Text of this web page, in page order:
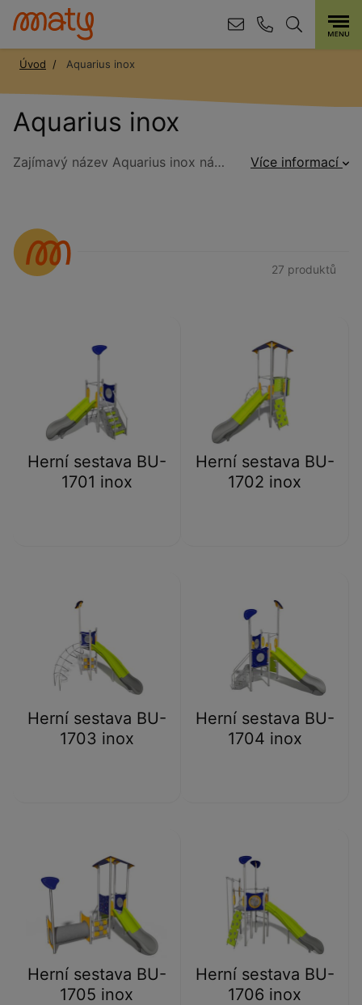
Úvod Aquarius inox
Aquarius inox
Zajímavý název Aquarius inox nás uvede do světa sytých barev a vesmírných detailů, díky nimž bude hřiště přitahovat všechny děti z okolí. Herní sestavy různých velikostí tvoří kolekci, ve které si každý najde něco pro sebe. Kromě standardních, vícevěžových výrobků obsahuje také loď, hasičské auto a buldozer. Nejkvalitnější HDPE a HPL desky jsou odolné vůči UV záření a povětrnostním vlivům, zajišťují bezpečnou hru pro děti ve věku 3-14 let. Množství vzdělávacích panelů, jako jsou například známé „piškvorky“, zpestří hru a upoutá pozornost. Více informací
Herní sestava BU-
1701 inox
Herní sestava BU-
1702 inox
Herní sestava BU-
1703 inox
Herní sestava BU-
1704 inox
Herní sestava BU-
1705 inox
Herní sestava BU-
1706 inox